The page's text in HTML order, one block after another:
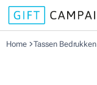
Home Tassen Bedrukken